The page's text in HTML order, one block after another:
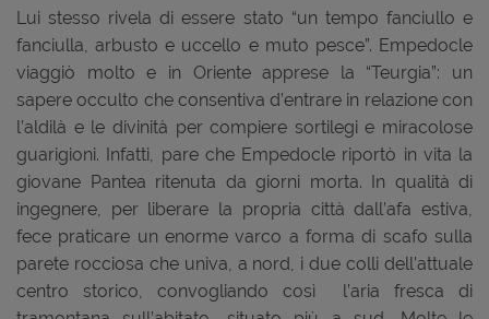
Lui stesso rivela di essere stato “un tempo fanciullo e
fanciulla, arbusto e uccello e muto pesce”. Empedocle
viaggiò molto e in Oriente apprese la “Teurgia”: un
sapere occulto che consentiva d’entrare in relazione con
l’aldilà e le divinità per compiere sortilegi e miracolose
guarigioni. Infatti, pare che Empedocle riportò in vita la
giovane Pantea ritenuta da giorni morta. In qualità di
ingegnere, per liberare la propria città dall’afa estiva,
fece praticare un enorme varco a forma di scafo sulla
parete rocciosa che univa, a nord, i due colli dell’attuale
centro storico, convogliando così l’aria fresca di